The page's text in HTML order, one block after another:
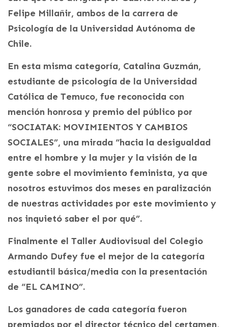
Felipe Millañir, ambos de la carrera de
Psicología de la Universidad Autónoma de
Chile.
En esta misma categoría, Catalina Guzmán,
estudiante de psicología de la Universidad
Católica de Temuco, fue reconocida con
mención honrosa y premio del público por
“SOCIATAK: MOVIMIENTOS Y CAMBIOS
SOCIALES”, una mirada “hacia la desigualdad
entre el hombre y la mujer y la visión de la
gente sobre el movimiento feminista, ya que
nosotros estuvimos dos meses en paralización
de nuestras actividades por este movimiento y
nos inquietó saber el por qué”.
Finalmente el Taller Audiovisual del Colegio
Armando Dufey fue el mejor de la categoría
estudiantil básica/media con la presentación
de “EL CAMINO”.
Los ganadores de cada categoría fueron
premiados por el director técnico del certamen,